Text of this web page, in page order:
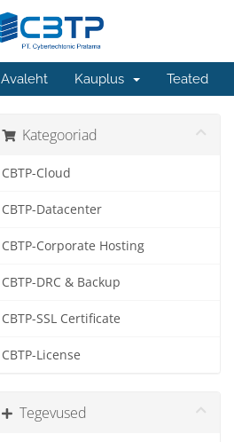
Avaleht Kauplus Teated
Kategooriad
CBTP-Cloud
CBTP-Datacenter
CBTP-Corporate Hosting
CBTP-DRC & Backup
CBTP-SSL Certificate
CBTP-License
Tegevused